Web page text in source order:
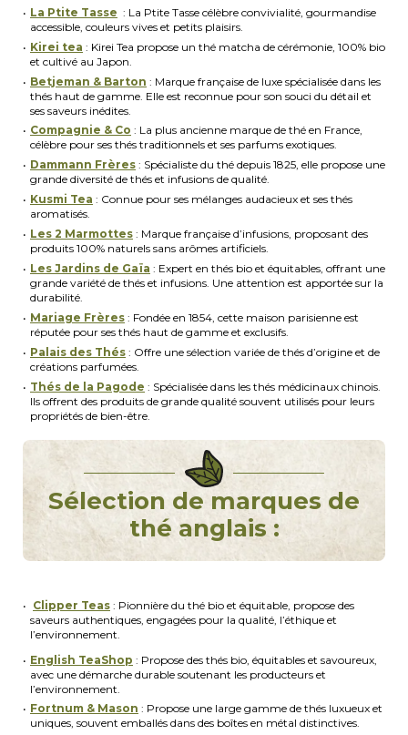
La Ptite Tasse : La Ptite Tasse célèbre convivialité, gourmandise
accessible, couleurs vives et petits plaisirs.
Kirei tea : Kirei Tea propose un thé matcha de cérémonie, 100% bio
et cultivé au Japon.
Betjeman & Barton : Marque française de luxe spécialisée dans les
thés haut de gamme. Elle est reconnue pour son souci du détail et
ses saveurs inédites.
Compagnie & Co : La plus ancienne marque de thé en France,
célèbre pour ses thés traditionnels et ses parfums exotiques.
Dammann Frères : Spécialiste du thé depuis 1825, elle propose une
grande diversité de thés et infusions de qualité.
Kusmi Tea : Connue pour ses mélanges audacieux et ses thés
aromatisés.
Les 2 Marmottes : Marque française d’infusions, proposant des
produits 100% naturels sans arômes artificiels.
Les Jardins de Gaïa : Expert en thés bio et équitables, offrant une
grande variété de thés et infusions. Une attention est apportée sur la
durabilité.
Mariage Frères : Fondée en 1854, cette maison parisienne est
réputée pour ses thés haut de gamme et exclusifs.
Palais des Thés : Offre une sélection variée de thés d’origine et de
créations parfumées.
Thés de la Pagode : Spécialisée dans les thés médicinaux chinois.
Ils offrent des produits de grande qualité souvent utilisés pour leurs
propriétés de bien-être.
Sélection de marques de
thé anglais :
Clipper Teas : Pionnière du thé bio et équitable, propose des
saveurs authentiques, engagées pour la qualité, l’éthique et
l’environnement.
English TeaShop : Propose des thés bio, équitables et savoureux,
avec une démarche durable soutenant les producteurs et
l’environnement.
Fortnum & Mason : Propose une large gamme de thés luxueux et
uniques, souvent emballés dans des boîtes en métal distinctives.